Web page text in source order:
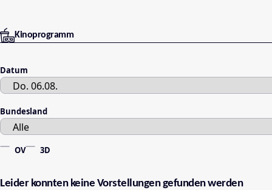
Kinoprogramm
Datum
Bundesland
OV 3D
Leider konnten keine Vorstellungen gefunden werden